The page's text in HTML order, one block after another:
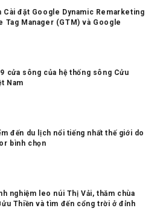
Cài đặt Google Dynamic Remarketing
Tag Manager (GTM) và Google
cửa sông của hệ thống sông Cửu
Nam
đến du lịch nổi tiếng nhất thế giới do
bình chọn
nghiệm leo núi Thị Vải, thăm chùa
Thiền và tìm đến cổng trời ở đỉnh